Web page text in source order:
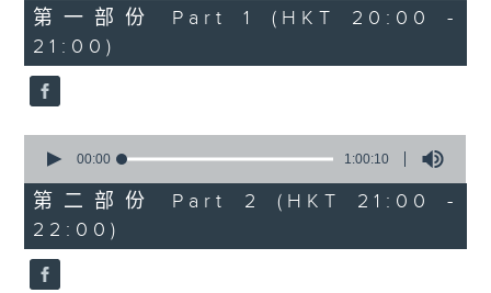
(15’)
SHOSTAKOVICH (BARSHAI arr.)
Chamber Symphony in C minor, Op.
110a (25’)
University of Science and
Recorded at Hong Kong City Hall
Theatre on 10/6/2026
創意間的親暱2026：世界首演音樂會
1
hour,
10
seconds
第一部份 Part 1 (HKT 20:00 -
21:00)
seconds
1
hour,
10
seconds
00:00 1:00:10
第二部份 Part 2 (HKT 21:00 -
22:00)